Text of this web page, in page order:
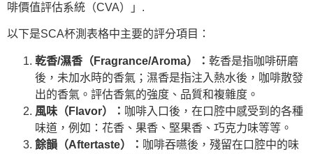
啡價值評估系統（CVA）」.
以下是SCA杯測表格中主要的評分項目：
乾香/濕香（Fragrance/Aroma）： 乾香是指咖啡研磨
後，未加水時的香氣；濕香是指注入熱水後，咖啡散發
出的香氣。評估香氣的強度、品質和複雜度。
風味（Flavor）： 咖啡入口後，在口腔中感受到的各種
味道，例如：花香、果香、堅果香、巧克力味等等。
餘韻（Aftertaste）： 咖啡吞嚥後，殘留在口腔中的味